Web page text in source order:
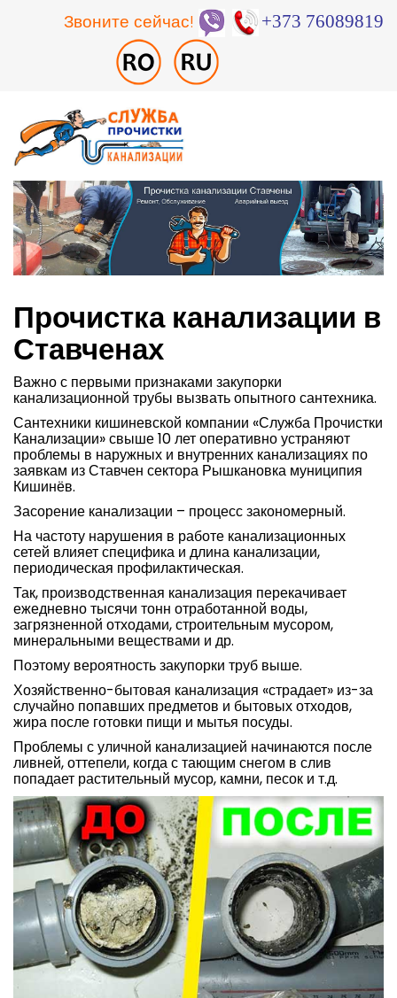
Звоните сейчас! +373 76089819
Прочистка канализации в
Ставченах
Важно с первыми признаками закупорки
канализационной трубы вызвать опытного сантехника.
Сантехники кишиневской компании «Служба Прочистки
Канализации» свыше 10 лет оперативно устраняют
проблемы в наружных и внутренних канализациях по
заявкам из Ставчен сектора Рышкановка муниципия
Кишинёв.
Засорение канализации – процесс закономерный.
На частоту нарушения в работе канализационных
сетей влияет специфика и длина канализации,
периодическая профилактическая.
Так, производственная канализация перекачивает
ежедневно тысячи тонн отработанной воды,
загрязненной отходами, строительным мусором,
минеральными веществами и др.
Поэтому вероятность закупорки труб выше.
Хозяйственно-бытовая канализация «страдает» из-за
случайно попавших предметов и бытовых отходов,
жира после готовки пищи и мытья посуды.
Проблемы с уличной канализацией начинаются после
ливней, оттепели, когда с тающим снегом в слив
попадает растительный мусор, камни, песок и т.д.